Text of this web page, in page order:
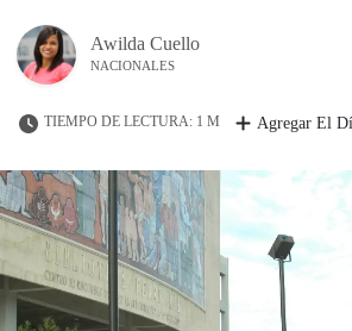
Awilda Cuello
NACIONALES
TIEMPO DE LECTURA: 1 M Agregar El